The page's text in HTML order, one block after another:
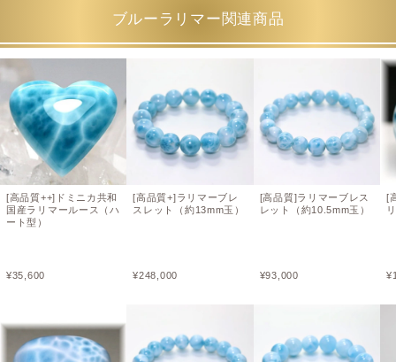
ブルーラリマー関連商品
[高品質++]ドミニカ共和
国産ラリマールース（ハ
ート型）
¥35,600
[高品質+]ラリマーブレ
スレット（約13mm玉）
¥248,000
[高品質]ラリマーブレス
レット（約10.5mm玉）
¥93,000
[
¥